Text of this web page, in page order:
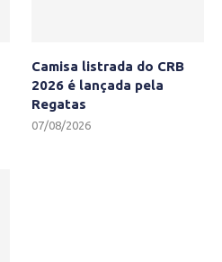
Camisa listrada do CRB
2026 é lançada pela
Regatas
07/08/2026